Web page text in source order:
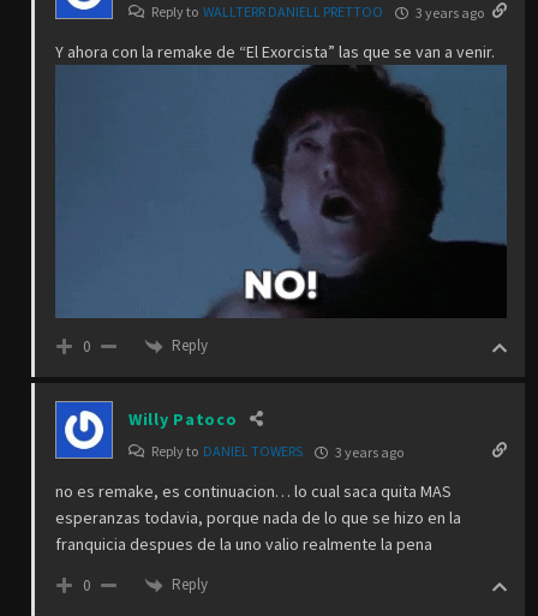
Reply to WALLTERR DANIELL PRETTOO 3 years ago
Y ahora con la remake de “El Exorcista” las que se van a venir.
0 Reply
Willy Patoco
Reply to DANIEL TOWERS 3 years ago
no es remake, es continuacion… lo cual saca quita MAS
esperanzas todavia, porque nada de lo que se hizo en la
franquicia despues de la uno valio realmente la pena
0 Reply